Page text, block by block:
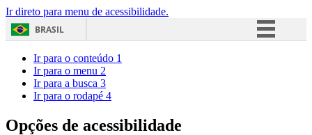
Ir direto para menu de acessibilidade.
BRASIL
Acesso à informação
Ir para o conteúdo 1
Ir para o menu 2
Ir para a busca 3
Ir para o rodapé 4
Opções de acessibilidade